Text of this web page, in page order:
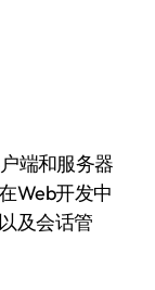
Web开发中
及会话管